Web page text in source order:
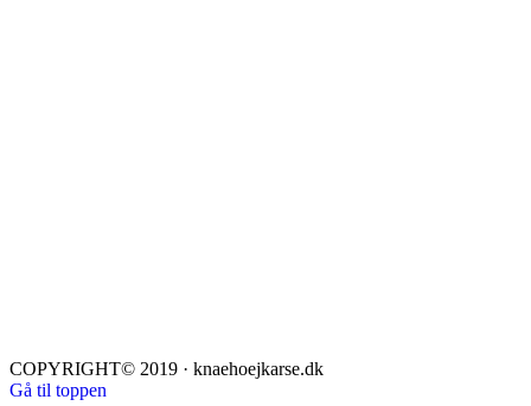
COPYRIGHT© 2019 · knaehoejkarse.dk
Gå til toppen